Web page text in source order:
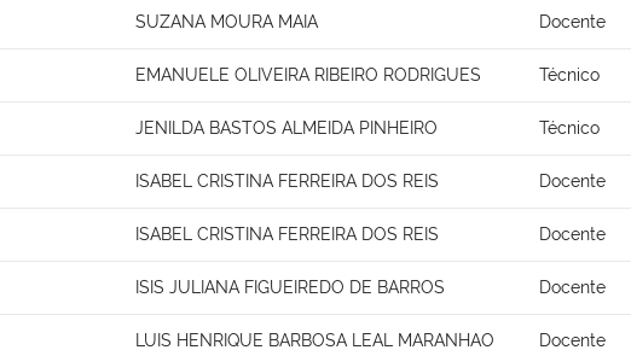
SUZANA MOURA MAIA Docente
EMANUELE OLIVEIRA RIBEIRO RODRIGUES Técnico
JENILDA BASTOS ALMEIDA PINHEIRO Técnico
ISABEL CRISTINA FERREIRA DOS REIS Docente
ISABEL CRISTINA FERREIRA DOS REIS Docente
ISIS JULIANA FIGUEIREDO DE BARROS Docente
LUIS HENRIQUE BARBOSA LEAL MARANHAO Docente